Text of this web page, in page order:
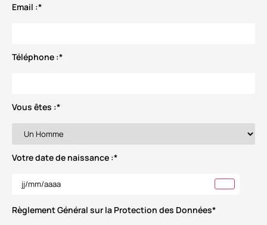
Email :*
Téléphone :*
Vous êtes :*
Votre date de naissance :*
Règlement Général sur la Protection des Données*